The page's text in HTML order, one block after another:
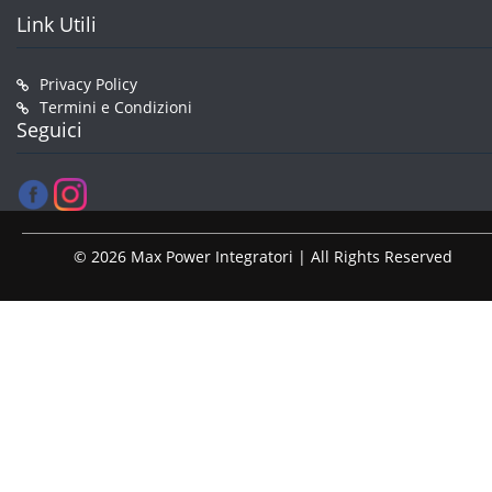
Link Utili
Privacy Policy
Termini e Condizioni
Seguici
© 2026 Max Power Integratori | All Rights Reserved